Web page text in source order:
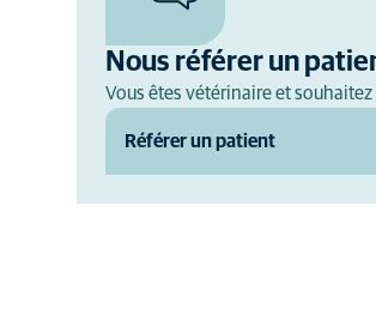
Nous référer un
Vous êtes vétérinaire et
Référer un patient